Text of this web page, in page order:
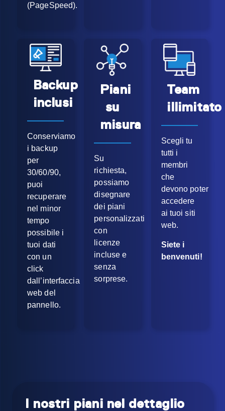
(PageSpeed).
Backup
inclusi
Conserviamo
i backup
per
30/60/90,
puoi
recuperare
nel minor
tempo
possibile i
tuoi dati
con un
click
dall’interfaccia
web del
pannello.
Piani
su
misura
Su
richiesta,
possiamo
disegnare
dei piani
personalizzati
con
licenze
incluse e
senza
sorprese.
Team
illimitato
Scegli tu
tutti i
membri
che
devono poter
accedere
ai tuoi siti
web.
Siete i
benvenuti!
I nostri piani nel dettaglio